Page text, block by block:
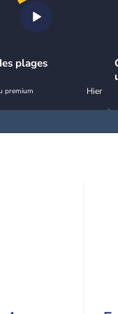
plages
premium Hier